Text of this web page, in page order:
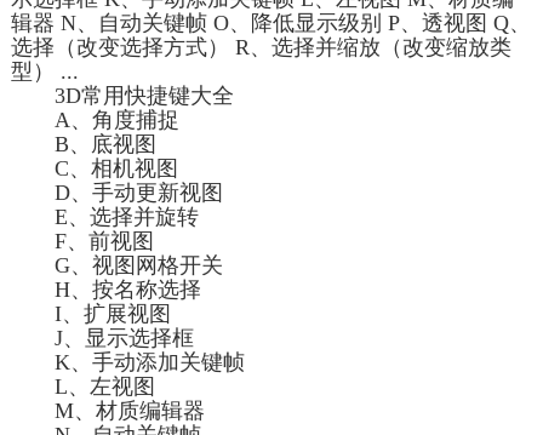
辑器 N、自动关键帧 O、降低显示级别 P、透视图 Q、
选择（改变选择方式） R、选择并缩放（改变缩放类
型） ...
3D常用快捷键大全
A、角度捕捉
B、底视图
C、相机视图
D、手动更新视图
E、选择并旋转
F、前视图
G、视图网格开关
H、按名称选择
I、扩展视图
J、显示选择框
K、手动添加关键帧
L、左视图
M、材质编辑器